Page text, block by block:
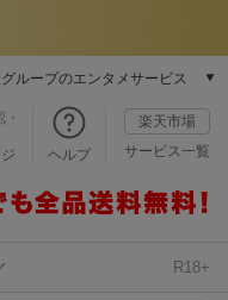
ループのエンタメサービス
本/ゲーム/CD/DVD
楽天ブックス
楽天Kobo
ヘルプ
楽天市場
サービス一覧
R18+